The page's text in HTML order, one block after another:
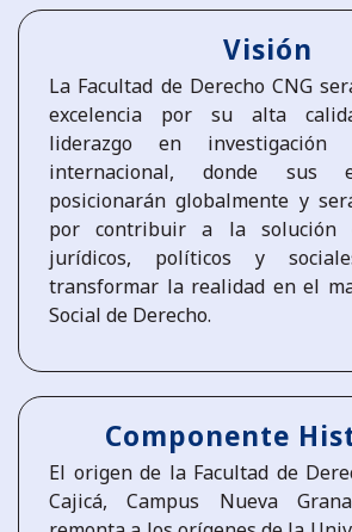
Visión
La Facultad de Derecho CNG
excelencia por su alta
liderazgo en investigación
internacional, donde sus
posicionarán globalmente y
por contribuir a la solución
jurídicos, políticos y
transformar la realidad en el
Social de Derecho.
Componente
El origen de la Facultad de
Cajicá, Campus Nueva